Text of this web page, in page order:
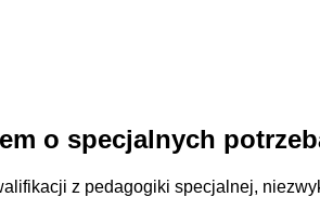
o specjalnych
z pedagogiki specjalnej,